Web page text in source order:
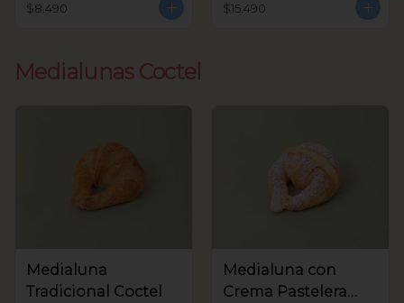
$8.490 $15.490
Medialunas Coctel
Medialuna
Tradicional Coctel
Medialuna con
Crema Pastelera